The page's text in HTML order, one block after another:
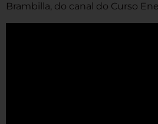
Brambilla, do canal do Curso